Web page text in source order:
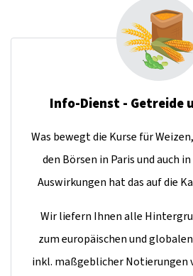
Info-Dienst - Getreide
Was bewegt die Kurse für
den Börsen in Paris und auch
Auswirkungen hat das auf die
Wir liefern Ihnen alle
zum europäischen und
inkl. maßgeblicher Notierungen